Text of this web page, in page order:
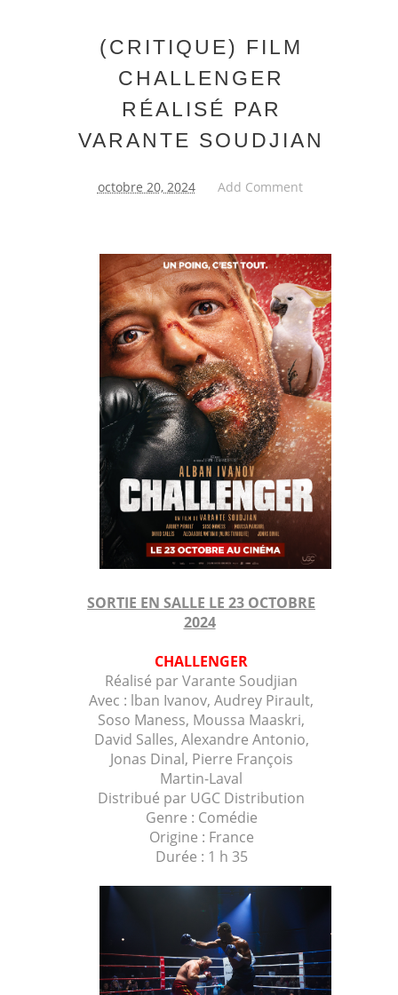
(CRITIQUE) FILM
CHALLENGER
RÉALISÉ PAR
VARANTE SOUDJIAN
octobre 20, 2024 Add Comment
SORTIE EN SALLE LE 23 OCTOBRE
2024
CHALLENGER
Réalisé par Varante Soudjian
Avec : lban Ivanov, Audrey Pirault,
Soso Maness, Moussa Maaskri,
David Salles, Alexandre Antonio,
Jonas Dinal, Pierre François
Martin-Laval
Distribué par UGC Distribution
Genre : Comédie
Origine : France
Durée : 1 h 35